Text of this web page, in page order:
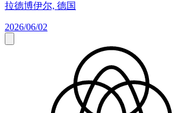
拉德博伊尔, 德国
2026/06/02